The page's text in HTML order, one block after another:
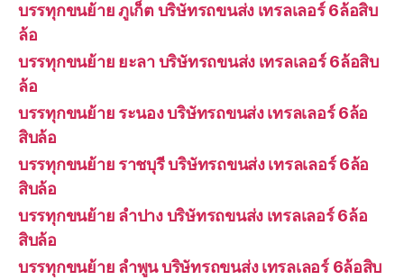
บรรทุกขนย้าย ภูเก็ต บริษัทรถขนส่ง เทรลเลอร์ 6ล้อสิบ
ล้อ
บรรทุกขนย้าย ยะลา บริษัทรถขนส่ง เทรลเลอร์ 6ล้อสิบ
ล้อ
บรรทุกขนย้าย ระนอง บริษัทรถขนส่ง เทรลเลอร์ 6ล้อ
สิบล้อ
บรรทุกขนย้าย ราชบุรี บริษัทรถขนส่ง เทรลเลอร์ 6ล้อ
สิบล้อ
บรรทุกขนย้าย ลำปาง บริษัทรถขนส่ง เทรลเลอร์ 6ล้อ
สิบล้อ
บรรทุกขนย้าย ลำพูน บริษัทรถขนส่ง เทรลเลอร์ 6ล้อสิบ